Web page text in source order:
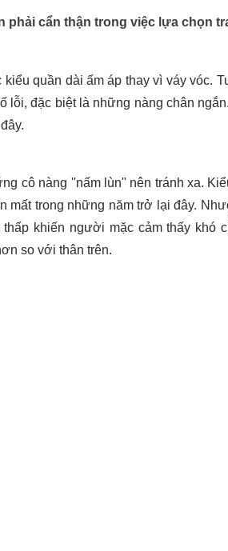
phải cẩn thận trong việc lựa chọn
quần dài ấm áp thay vì váy vóc.
lỗi, đặc biệt là những nàng chân
cô nàng ''nấm lùn'' nên tránh xa.
mất trong những năm trở lại đây.
khiến người mặc cảm thấy khó
so với thân trên.